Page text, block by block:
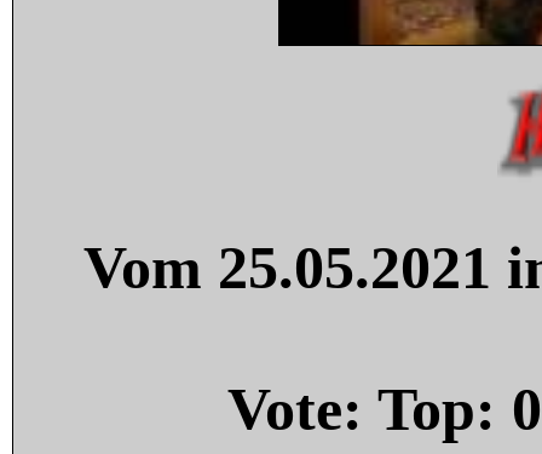
Vom 25.05.2021
Vote: Top: 0